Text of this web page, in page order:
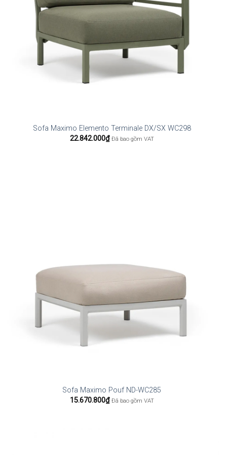
Sofa Maximo Elemento Terminale DX/SX WC298
22.842.000₫ Đã bao gồm VAT
Sofa Maximo Pouf ND-WC285
15.670.800₫ Đã bao gồm VAT